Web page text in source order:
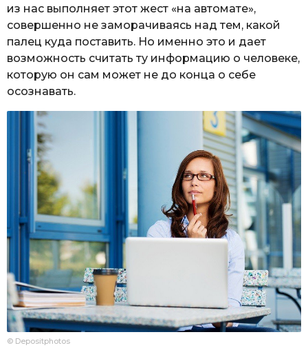
из нас выполняет этот жест «на автомате»,
совершенно не заморачиваясь над тем, какой
палец куда поставить. Но именно это и дает
возможность считать ту информацию о человеке,
которую он сам может не до конца о себе
осознавать.
© Depositphotos